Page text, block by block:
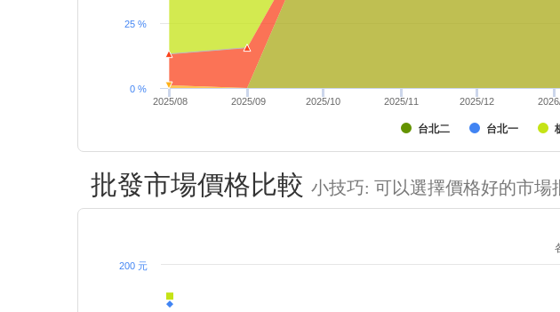
台北二 台北一
2025/08 2025/09 2025/10 2025/11 2025/12
0 %
25 %
批發市場價格比較 小技巧: 可以選擇價格好的市場
200 元